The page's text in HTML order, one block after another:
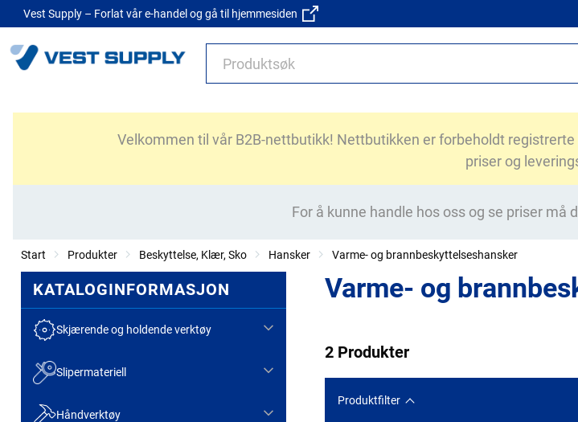
Vest Supply – Forlat vår e-handel og gå til hjemmesiden
Velkommen til vår B2B-nettbutikk! Nettbutikken er forbeholdt
priser og
For å kunne handle hos oss og se priser må
Start Produkter Beskyttelse, Klær, Sko Hansker Varme- og brannbeskyttelseshansker
KATALOGINFORMASJON
Skjærende og holdende verktøy
Slipermateriell
Håndverktøy
Varme- og
2 Produkter
Produktfilter